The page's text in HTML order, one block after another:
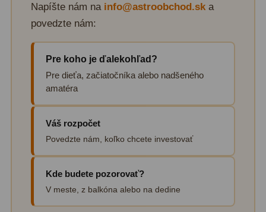
Filtry Block
Filtry Clip5
Filtry CCD Hα, OIII7
Filtrové kolesá a rámy
Pointácia a zaostrenie26
ADC, Tilting14
Napíšte nám na info@astroobchod.sk a
povedzte nám:
Pre koho je ďalekohľad?
Pre dieťa, začiatočníka alebo nadšeného
amatéra
Váš rozpočet
Povedzte nám, koľko chcete investovať
Kde budete pozorovať?
V meste, z balkóna alebo na dedine